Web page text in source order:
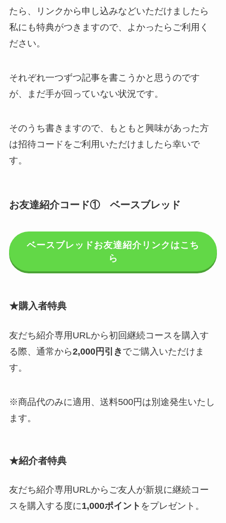
たら、リンクから申し込みなどいただけましたら
私にも特典がつきますので、よかったらご利用く
ださい。
それぞれ一つずつ記事を書こうかと思うのです
が、まだ手が回っていない状況です。
そのうち書きますので、もともと興味があった方
は招待コードをご利用いただけましたら幸いで
す。
お友達紹介コード① ベースブレッド
ベースブレッドお友達紹介リンクはこち
ら
★購入者特典
友だち紹介専用URLから初回継続コースを購入す
る際、通常から2,000円引き でご購入いただけま
す。
※商品代のみに適用、送料500円は別途発生いたし
ます。
★紹介者特典
友だち紹介専用URLからご友人が新規に継続コー
スを購入する度に1,000ポイント をプレゼント。